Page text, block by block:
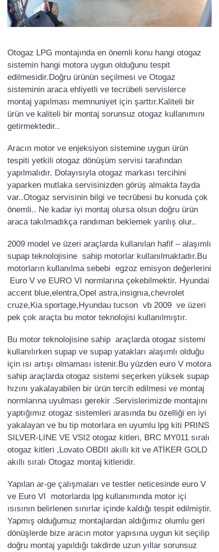
Otogaz LPG montajında en önemli konu hangi otogaz
sistemin hangi motora uygun olduğunu tespit
edilmesidir.Doğru ürünün seçilmesi ve Otogaz
sisteminin araca ehliyetli ve tecrübeli servislerce
montaj yapılması memnuniyet için şarttır.Kaliteli bir
ürün ve kaliteli bir montaj sorunsuz otogaz kullanımını
getirmektedir..
Aracın motor ve enjeksiyon sistemine uygun ürün
tespiti yetkili otogaz dönüşüm servisi tarafından
yapılmalıdır. Dolayısıyla otogaz markası tercihini
yaparken mutlaka servisinizden görüş almakta fayda
var..Otogaz servisinin bilgi ve tecrübesi bu konuda çok
önemli.. Ne kadar iyi montaj olursa olsun doğru ürün
araca takılmadıkça randıman beklemek yanlış olur..
2009 model ve üzeri araçlarda kullanılan hafif – alaşımlı
supap teknolojisine sahip motorlar kullanılmaktadır.Bu
motorların kullanılma sebebi egzoz emisyon değerlerini
Euro V ve EURO VI normlarına çekebilmektir. Hyundai
accent blue,elentra,Opel astra,insignıa,chevrolet
cruze,Kia sportage,Hyundau tucson vb 2009 ve üzeri
pek çok araçta bu motor teknolojisi kullanılmıştır.
Bu motor teknolojisine sahip araçlarda otogaz sistemi
kullanılırken supap ve supap yatakları alaşımlı olduğu
için ısı artışı olmaması istenir.Bu yüzden euro V motora
sahip araçlarda otogaz sistemi seçerken yüksek supap
hızını yakalayabilen bir ürün tercih edilmesi ve montaj
normlarına uyulması gerekir .Servislerimizde montajını
yaptığımız otogaz sistemleri arasında bu özelliği en iyi
yakalayan ve bu tip motorlara en uyumlu lpg kiti PRINS
SILVER-LINE VE VSI2 otogaz kitleri, BRC MY011 sıralı
otogaz kitleri ,Lovato OBDII akıllı kit ve ATİKER GOLD
akıllı sıralı Otogaz montaj kitleridir.
Yapılan ar-ge çalışmaları ve testler neticesinde euro V
ve Euro VI motorlarda lpg kullanımında motor içi
ısısının belirlenen sınırlar içinde kaldığı tespit edilmiştir.
Yapmış olduğumuz montajlardan aldığımız olumlu geri
dönüşlerde bize aracın motor yapısına uygun kit seçilip
doğru montaj yapıldığı takdirde uzun yıllar sorunsuz